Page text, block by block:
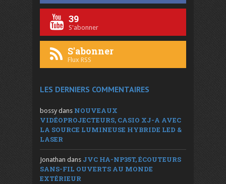
39
S'abonner
S'abonner
Flux RSS
LES DERNIERS COMMENTAIRES
bossy dans NOUVEAUX
VIDÉOPROJECTEURS, CASIO XJ-A AVEC
LA SOURCE LUMINEUSE HYBRIDE LED &
LASER
Jonathan dans JVC HA-NP35T, ÉCOUTEURS
SANS-FIL OUVERTS AU MONDE
EXTÉRIEUR